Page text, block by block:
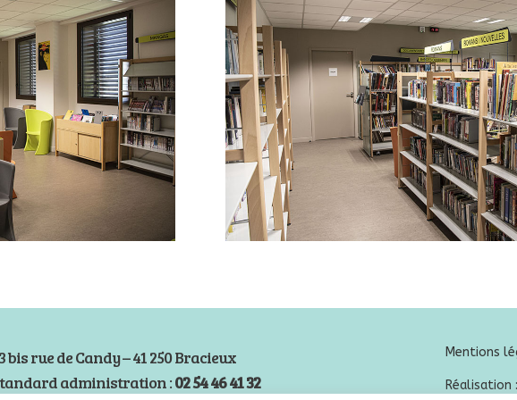
bis rue de Candy – 41 250 Bracieux
administration :02 54 46 41 32
Mentions
Réalisation :